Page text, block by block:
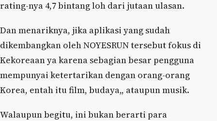
rating-nya 4,7 bintang loh dari jutaan ulasan.
Dan menariknya, jika aplikasi yang sudah
dikembangkan oleh NOYESRUN tersebut fokus di
Kekoreaan ya karena sebagian besar pengguna
mempunyai ketertarikan dengan orang-orang
Korea, entah itu film, budaya,, ataupun musik.
Walaupun begitu, ini bukan berarti para